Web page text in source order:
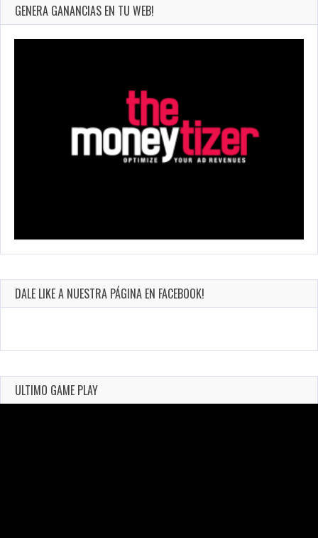
GENERA GANANCIAS EN TU WEB!
DALE LIKE A NUESTRA PÁGINA EN FACEBOOK!
ULTIMO GAME PLAY